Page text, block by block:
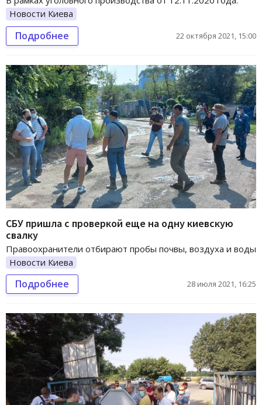
Новости Киева
Подробнее 22 октября 2021, 15:00
СБУ пришла с проверкой еще на одну киевскую
свалку
Правоохранители отбирают пробы почвы, воздуха и воды
Новости Киева
Подробнее 28 июля 2021, 16:25